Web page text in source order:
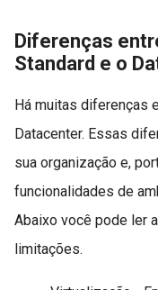
Diferenças
Standard e o
Há muitas diferenças
Datacenter. Essas
sua organização e,
funcionalidades de
Abaixo você pode ler
limitações.